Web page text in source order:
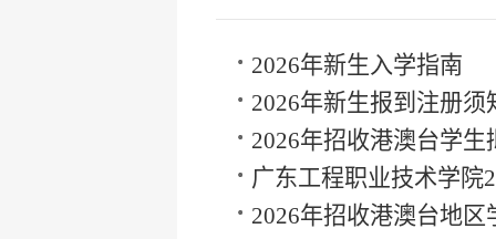
2026年新生入学指南
2026年新生报到注册须
2026年招收港澳台学生
名单公示
广东工程职业技术学院
招收港澳台学生资格审
2026年招收港澳台地区